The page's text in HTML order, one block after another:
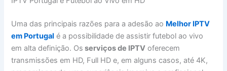
Uma das principais razões para a adesão ao Melhor IPTV
em Portugal é a possibilidade de assistir futebol ao vivo
em alta definição. Os serviços de IPTV oferecem
transmissões em HD, Full HD e, em alguns casos, até 4K,